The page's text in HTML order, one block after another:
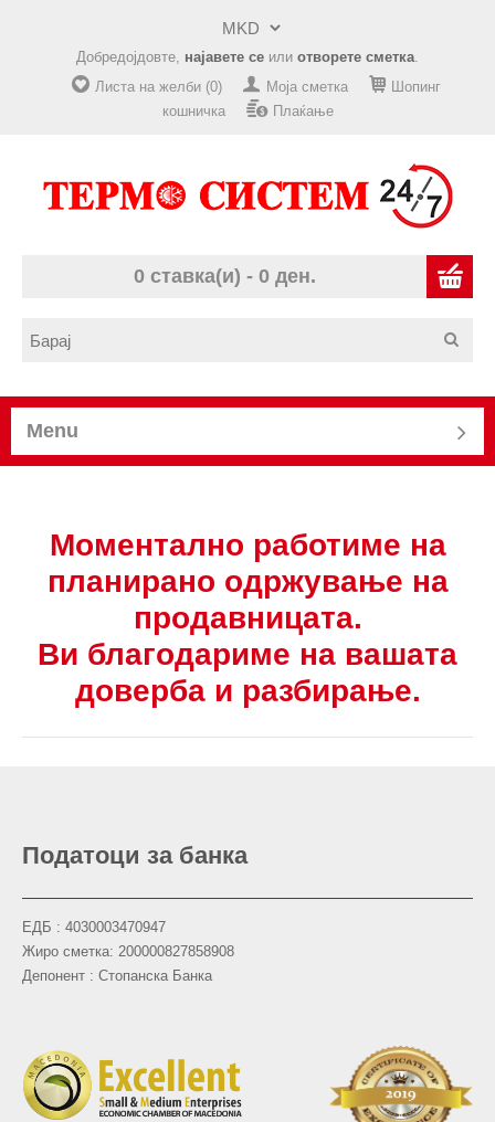
Добредојдовте, најавете се или отворете сметка.
Листа на желби (0)
Моја сметка
Шопинг
кошничка
Плаќање
0 ставка(и) - 0 ден.
Menu
Моментално работиме на
планирано одржување на
продавницата.
Ви благодариме на вашата
доверба и разбирање.
Податоци за банка
ЕДБ : 4030003470947
Жиро сметка: 200000827858908
Депонент : Стопанска Банка